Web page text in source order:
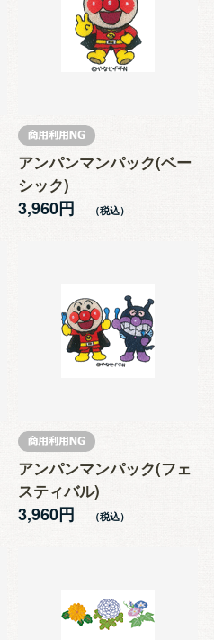
アンパンマンパック(ベー
シック)
3,960円
アンパンマンパック(フェ
スティバル)
3,960円